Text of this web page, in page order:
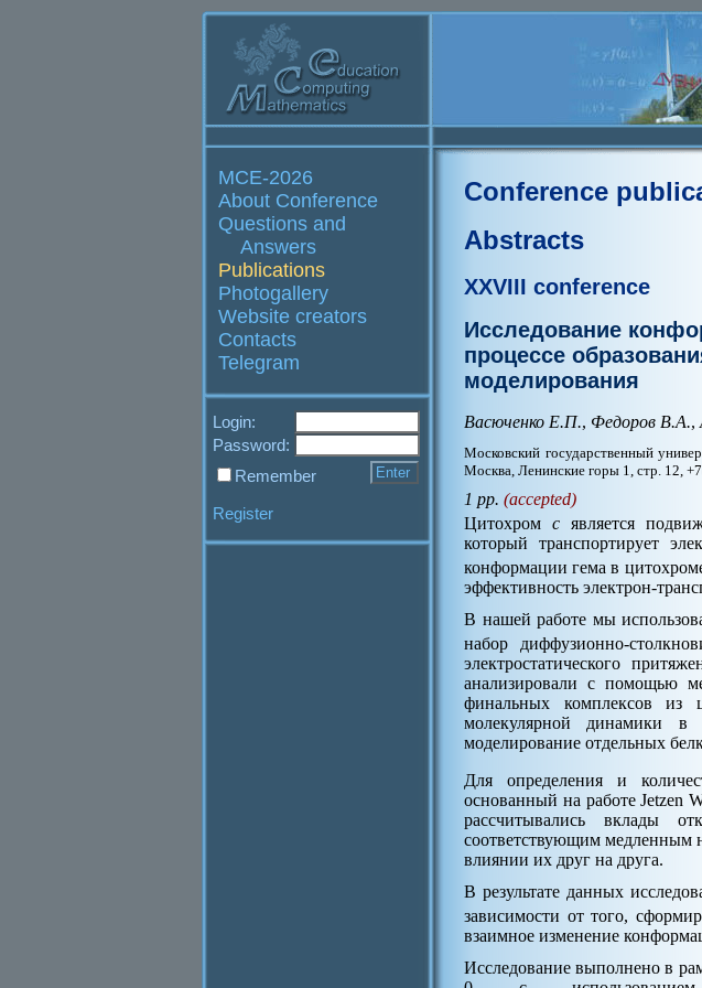
MCE-2026
About Conference
Questions and
Answers
Publications
Photogallery
Website creators
Contacts
Telegram
Login:
Password:
Remember
Register
Conference
Abstracts
XXVIII conference
Исследование
процессе
моделирования
Васюченко Е.П., Федоров В.А.,
Московский государственный
Москва, Ленинские горы 1, стр. 12,
1 pp. (accepted)
Цитохром с является
который транспортирует
конформации гема в
эффективность электрон-
В нашей работе мы
набор диффузионно-
электростатического
анализировали с помощью
финальных комплексов из
молекулярной динамики в
моделирование отдельных
Для определения и
основанный на работе Jetzen
рассчитывались вклады
соответствующим медленным
влиянии их друг на друга.
В результате данных
зависимости от того,
взаимное изменение
Исследование выполнено в